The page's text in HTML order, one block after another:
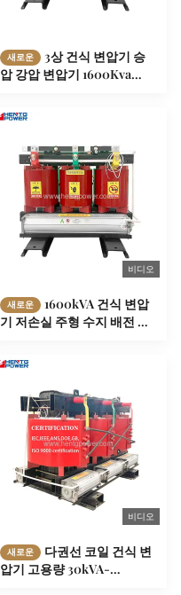
새로운
3상 건식 변압기 승
압 강압 변압기 1600Kva
비디오
새로운
1600kVA 건식 변압
기 저손실 주형 수지 배전 변
비디오
새로운
다권선 코일 건식 변
압기 고용량 30kVA-